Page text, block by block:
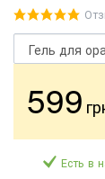
599
Есть в